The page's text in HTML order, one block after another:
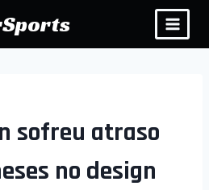
sofreu atraso
no design